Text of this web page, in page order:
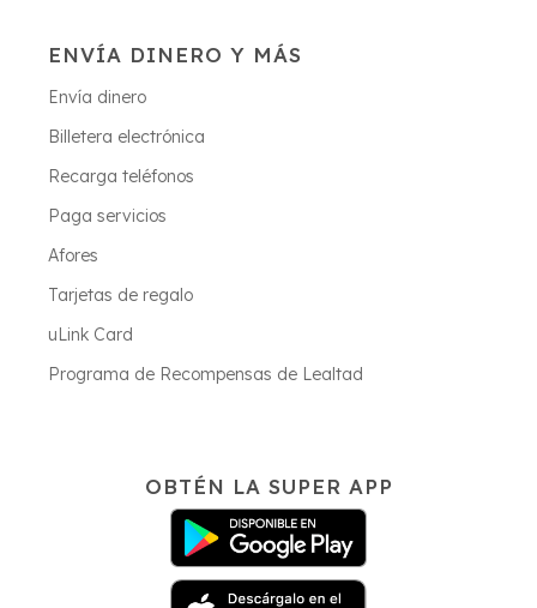
ENVÍA DINERO Y MÁS
Envía dinero
Billetera electrónica
Recarga teléfonos
Paga servicios
Afores
Tarjetas de regalo
uLink Card
Programa de Recompensas de Lealtad
OBTÉN LA SUPER APP